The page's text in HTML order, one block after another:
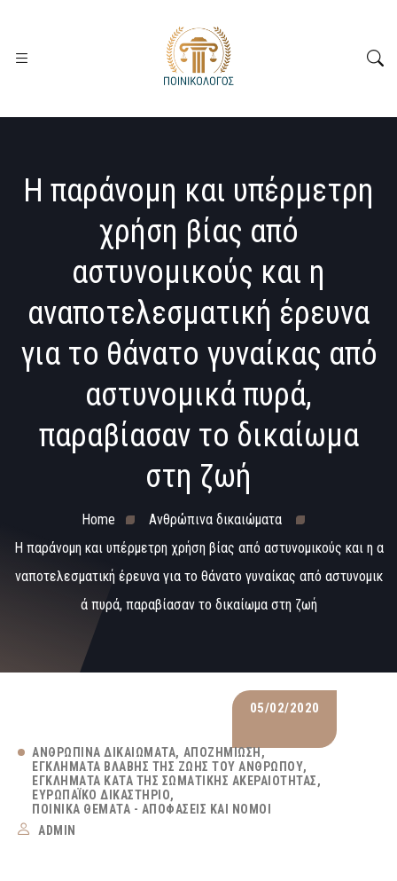
Η παράνομη και υπέρμετρη
χρήση βίας από
αστυνομικούς και η
αναποτελεσματική έρευνα
για το θάνατο γυναίκας από
αστυνομικά πυρά,
παραβίασαν το δικαίωμα
στη ζωή
Home
Ανθρώπινα δικαιώματα
Η παράνομη και υπέρμετρη χρήση βίας από αστυνομικούς και η α
ναποτελεσματική έρευνα για το θάνατο γυναίκας από αστυνομικ
ά πυρά, παραβίασαν το δικαίωμα στη ζωή
05/02/2020
ΑΝΘΡΏΠΙΝΑ ΔΙΚΑΙΏΜΑΤΑ
ΑΠΟΖΗΜΊΩΣΗ
ΕΓΚΛΉΜΑΤΑ ΒΛΆΒΗΣ ΤΗΣ ΖΩΉΣ ΤΟΥ ΑΝΘΡΏΠΟΥ
ΕΓΚΛΉΜΑΤΑ ΚΑΤΆ ΤΗΣ ΣΩΜΑΤΙΚΉΣ ΑΚΕΡΑΙΌΤΗΤΑΣ
ΕΥΡΩΠΑΪΚΌ ΔΙΚΑΣΤΉΡΙΟ
ΠΟΙΝΙΚΆ ΘΈΜΑΤΑ - ΑΠΟΦΆΣΕΙΣ ΚΑΙ ΝΌΜΟΙ
ADMIN